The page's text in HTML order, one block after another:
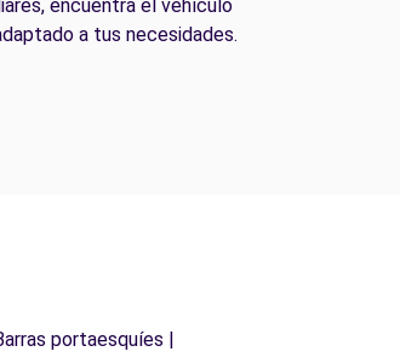
encuentra el vehículo
a tus necesidades.
portaesquíes |